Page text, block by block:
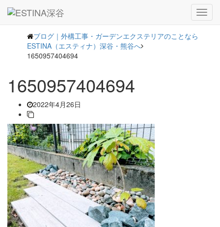
― BLOG ―
ブログ｜外構工事・ガーデンエクステリアのことなら
ESTINA（エスティナ）深谷・熊谷へ
1650957404694
1650957404694
2022年4月26日